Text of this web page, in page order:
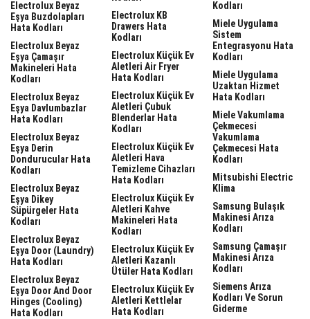
Electrolux Beyaz
Eşya Buzdolapları
Hata Kodları
Electrolux Beyaz
Eşya Çamaşır
Makineleri Hata
Kodları
Electrolux Beyaz
Eşya Davlumbazlar
Hata Kodları
Electrolux Beyaz
Eşya Derin
Dondurucular Hata
Kodları
Electrolux Beyaz
Eşya Dikey
Süpürgeler Hata
Kodları
Electrolux Beyaz
Eşya Door (laundry)
Hata Kodları
Electrolux Beyaz
Eşya Door And Door
Hinges (cooling)
Hata Kodları
Electrolux KB
Drawers Hata
Kodları
Electrolux Küçük Ev
Aletleri Air Fryer
Hata Kodları
Electrolux Küçük Ev
Aletleri Çubuk
Blenderlar Hata
Kodları
Electrolux Küçük Ev
Aletleri Hava
Temizleme Cihazları
Hata Kodları
Electrolux Küçük Ev
Aletleri Kahve
Makineleri Hata
Kodları
Electrolux Küçük Ev
Aletleri Kazanlı
Ütüler Hata Kodları
Electrolux Küçük Ev
Aletleri Kettlelar
Hata Kodları
Kodları
Miele Uygulama
Sistem
Entegrasyonu Hata
Kodları
Miele Uygulama
Uzaktan Hizmet
Hata Kodları
Miele Vakumlama
Çekmecesi
Vakumlama
Çekmecesi Hata
Kodları
Mitsubishi Electric
Klima
Samsung Bulaşık
Makinesi Arıza
Kodları
Samsung Çamaşır
Makinesi Arıza
Kodları
Siemens Arıza
Kodları Ve Sorun
Giderme